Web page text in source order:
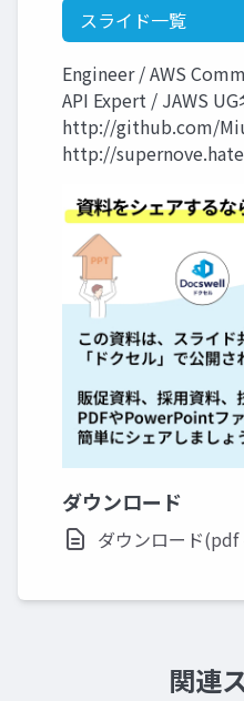
スライド一覧
Engineer / AWS
API Expert / JAWS
http://github.com/
http://
ダウンロード
ダウンロード(pdf
関連